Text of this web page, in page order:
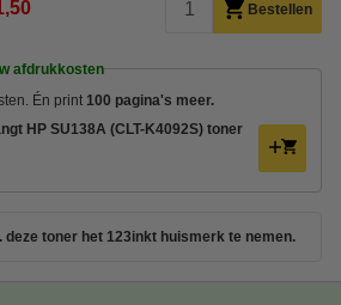
Bestellen
afdrukkosten
Én print 100 pagina's meer.
HP SU138A (CLT-K4092S) toner
deze toner het 123inkt huismerk te nemen.